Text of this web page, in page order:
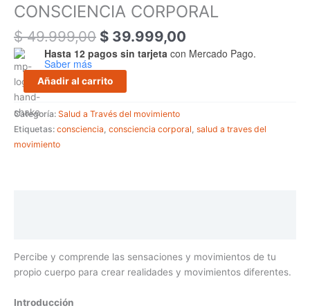
CONSCIENCIA CORPORAL
$49.999,00 $ 39.999,00
Hasta 12 pagos sin tarjeta con Mercado Pago.
Saber más
Añadir al carrito
Categoría: Salud a Través del movimiento
Etiquetas: consciencia, consciencia corporal, salud a traves del
movimiento
Percibe y comprende las sensaciones y movimientos de tu
propio cuerpo para crear realidades y movimientos diferentes.
Introducción